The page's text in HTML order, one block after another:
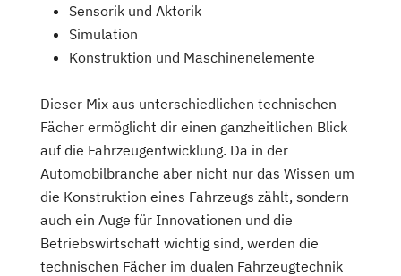
Sensorik und Aktorik
Simulation
Konstruktion und Maschinenelemente
Dieser Mix aus unterschiedlichen technischen
Fächer ermöglicht dir einen ganzheitlichen Blick
auf die Fahrzeugentwicklung. Da in der
Automobilbranche aber nicht nur das Wissen um
die Konstruktion eines Fahrzeugs zählt, sondern
auch ein Auge für Innovationen und die
Betriebswirtschaft wichtig sind, werden die
technischen Fächer im dualen Fahrzeugtechnik